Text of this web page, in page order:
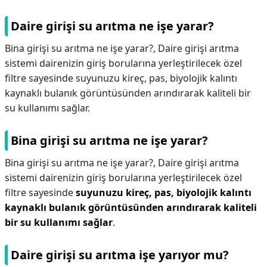
Daire girişi su arıtma ne işe yarar?
Bina girişi su arıtma ne işe yarar?, Daire girişi arıtma
sistemi dairenizin giriş borularına yerleştirilecek özel
filtre sayesinde suyunuzu kireç, pas, biyolojik kalıntı
kaynaklı bulanık görüntüsünden arındırarak kaliteli bir
su kullanımı sağlar.
Bina girişi su arıtma ne işe yarar?
Bina girişi su arıtma ne işe yarar?, Daire girişi arıtma
sistemi dairenizin giriş borularına yerleştirilecek özel
filtre sayesindesuyunuzu kireç, pas, biyolojik kalıntı
kaynaklı bulanık görüntüsünden arındırarak kaliteli
bir su kullanımı sağlar.
Daire girişi su arıtma işe yarıyor mu?